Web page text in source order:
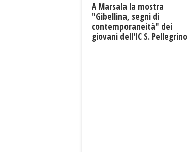
A Marsala la mostra
"Gibellina, segni di
contemporaneità" dei
giovani dell'IC S. Pellegrino